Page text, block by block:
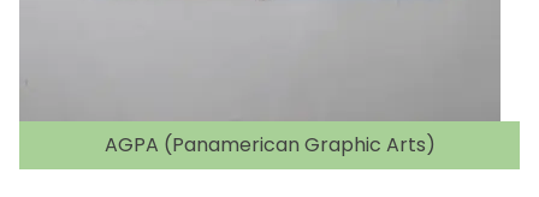
AGPA (Panamerican Graphic Arts)